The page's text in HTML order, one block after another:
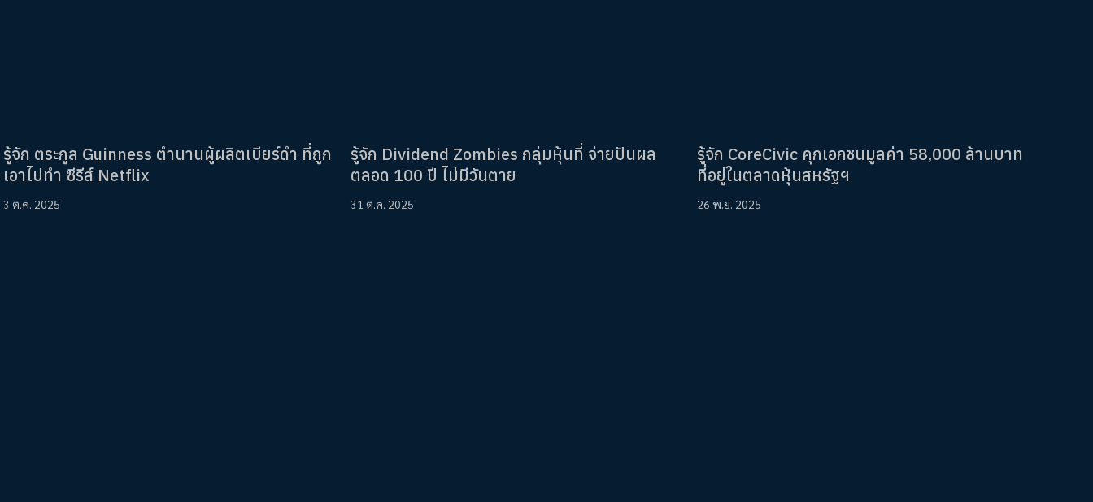
รู้จัก ตระกูล Guinness ตำนานผู้ผลิตเบียร์ดำ ที่ถูก
เอาไปทำ ซีรีส์ Netflix
3 ต.ค. 2025
รู้จัก Dividend Zombies กลุ่มหุ้นที่ จ่ายปันผล
ตลอด 100 ปี ไม่มีวันตาย
31 ต.ค. 2025
รู้จัก CoreCivic คุกเอกชนมูลค่า 58,000 ล้านบาท
ที่อยู่ในตลาดหุ้นสหรัฐฯ
26 พ.ย. 2025